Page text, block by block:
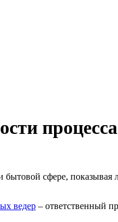
процесса
сфере, показывая
ведер – ответственный